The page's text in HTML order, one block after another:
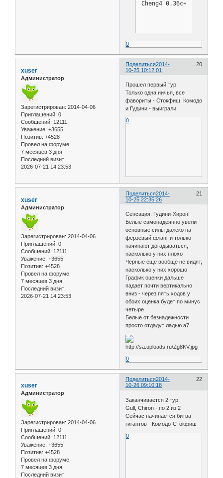
Cheng4 0.36c+      2867
0
Поделиться 20
2014-
10-25 10:12:01
xuser
Администратор
Зарегистрирован: 2014-04-06
Приглашений: 0
Сообщений: 12111
Уважение: +3655
Позитив: +4528
Провел на форуме:
7 месяцев 3 дня
Последний визит:
2026-07-21 14:23:53
Прошел первый тур
Только одна ничья, все
фавориты - Стокфиш, Комодо
и Гудини - выиграли
0
Поделиться 21
2014-
10-25 22:35:26
xuser
Администратор
Зарегистрирован: 2014-04-06
Приглашений: 0
Сообщений: 12111
Уважение: +3655
Позитив: +4528
Провел на форуме:
7 месяцев 3 дня
Последний визит:
2026-07-21 14:23:53
Сенсация: Гудини-Хирон!
Белые самонадеянно увели
основные силы далеко на
ферзевый фланг и только
начинают догадываться,
насколько у них плохо
Черные еще вообще не видят,
насколько у них хорошо
График оценки дальше
падает почти вертикально
вниз - через пять ходов у
обоих оценка будет по минус
четыре
Белые от безнадежности
просто отдадут ладью a7
0
Поделиться 22
2014-
10-26 09:10:18
xuser
Администратор
Зарегистрирован: 2014-04-06
Приглашений: 0
Сообщений: 12111
Уважение: +3655
Позитив: +4528
Провел на форуме:
7 месяцев 3 дня
Последний визит:
Заканчивается 2 тур
Gull, Chiron - по 2 из 2
Сейчас начинается битва
гигантов - Комодо-Стокфиш
0